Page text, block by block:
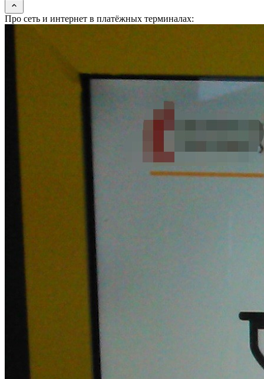
Про сеть и интернет в платёжных терминалах: